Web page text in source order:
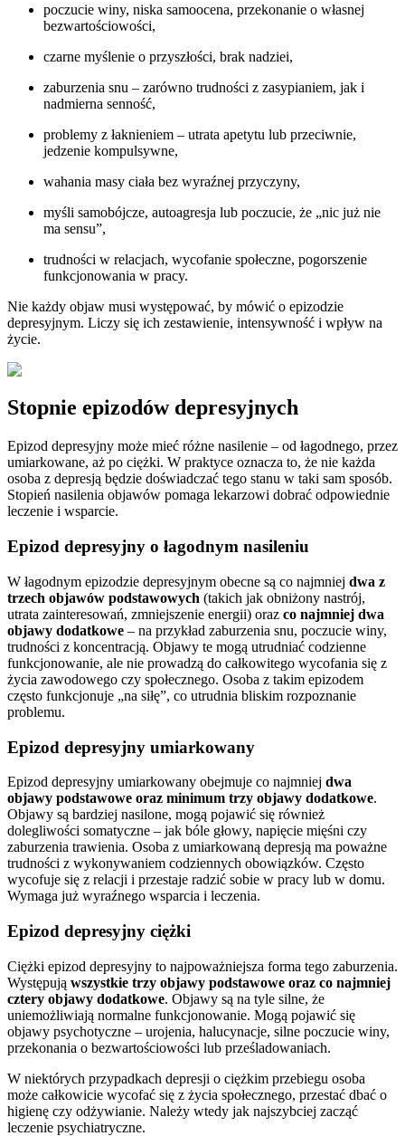
poczucie winy, niska samoocena, przekonanie o własnej
bezwartościowości,
czarne myślenie o przyszłości, brak nadziei,
zaburzenia snu – zarówno trudności z zasypianiem, jak i
nadmierna senność,
problemy z łaknieniem – utrata apetytu lub przeciwnie,
jedzenie kompulsywne,
wahania masy ciała bez wyraźnej przyczyny,
myśli samobójcze, autoagresja lub poczucie, że „nic już nie
ma sensu”,
trudności w relacjach, wycofanie społeczne, pogorszenie
funkcjonowania w pracy.
Nie każdy objaw musi występować, by mówić o epizodzie
depresyjnym. Liczy się ich zestawienie, intensywność i wpływ na
życie.
Stopnie epizodów depresyjnych
Epizod depresyjny może mieć różne nasilenie – od łagodnego, przez
umiarkowane, aż po ciężki. W praktyce oznacza to, że nie każda
osoba z depresją będzie doświadczać tego stanu w taki sam sposób.
Stopień nasilenia objawów pomaga lekarzowi dobrać odpowiednie
leczenie i wsparcie.
Epizod depresyjny o łagodnym nasileniu
W łagodnym epizodzie depresyjnym obecne są co najmniej dwa z
trzech objawów podstawowych (takich jak obniżony nastrój,
utrata zainteresowań, zmniejszenie energii) oraz co najmniej dwa
objawy dodatkowe – na przykład zaburzenia snu, poczucie winy,
trudności z koncentracją. Objawy te mogą utrudniać codzienne
funkcjonowanie, ale nie prowadzą do całkowitego wycofania się z
życia zawodowego czy społecznego. Osoba z takim epizodem
często funkcjonuje „na siłę”, co utrudnia bliskim rozpoznanie
problemu.
Epizod depresyjny umiarkowany
Epizod depresyjny umiarkowany obejmuje co najmniej dwa
objawy podstawowe oraz minimum trzy objawy dodatkowe.
Objawy są bardziej nasilone, mogą pojawić się również
dolegliwości somatyczne – jak bóle głowy, napięcie mięśni czy
zaburzenia trawienia. Osoba z umiarkowaną depresją ma poważne
trudności z wykonywaniem codziennych obowiązków. Często
wycofuje się z relacji i przestaje radzić sobie w pracy lub w domu.
Wymaga już wyraźnego wsparcia i leczenia.
Epizod depresyjny ciężki
Ciężki epizod depresyjny to najpoważniejsza forma tego zaburzenia.
Występują wszystkie trzy objawy podstawowe oraz co najmniej
cztery objawy dodatkowe. Objawy są na tyle silne, że
uniemożliwiają normalne funkcjonowanie. Mogą pojawić się
objawy psychotyczne – urojenia, halucynacje, silne poczucie winy,
przekonania o bezwartościowości lub prześladowaniach.
W niektórych przypadkach depresji o ciężkim przebiegu osoba
może całkowicie wycofać się z życia społecznego, przestać dbać o
higienę czy odżywianie. Należy wtedy jak najszybciej zacząć
leczenie psychiatryczne.